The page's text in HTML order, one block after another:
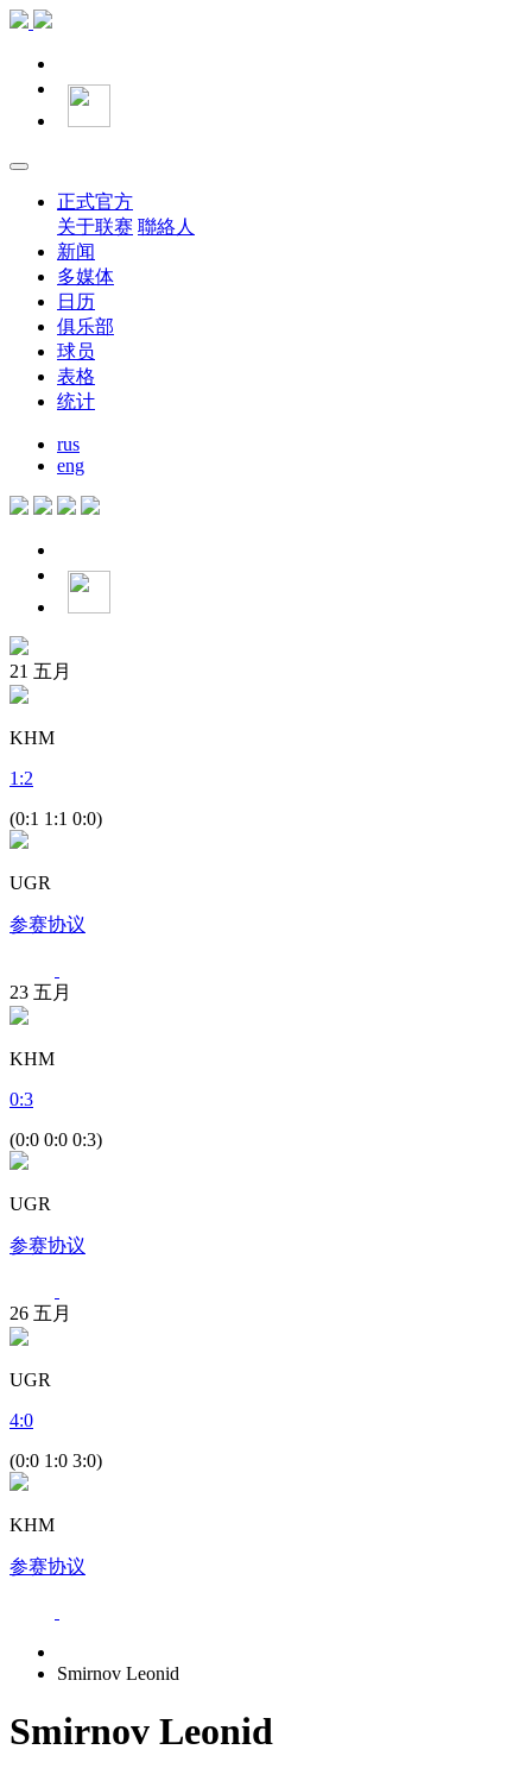
正式官方
关于联赛 聯絡人
新闻
多媒体
日历
俱乐部
球员
表格
统计
rus
eng
21 五月
KHM
1 :2
(0:1 1:1 0:0)
UGR
参赛协议
23 五月
KHM
0:3
(0:0 0:0 0:3)
UGR
参赛协议
26 五月
UGR
4:0
(0:0 1:0 3:0)
KHM
参赛协议
Smirnov Leonid
Smirnov Leonid